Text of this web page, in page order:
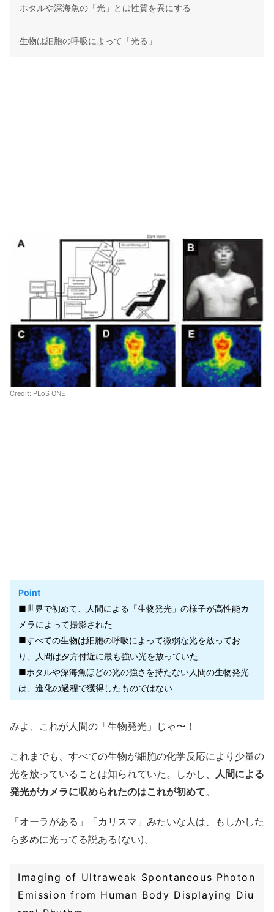
ホタルや深海魚の「光」とは性質を異にする
生物は細胞の呼吸によって「光る」
Credit: PLoS ONE
Point
■世界で初めて、人間による「生物発光」の様子が高性能カ
メラによって撮影された
■すべての生物は細胞の呼吸によって微弱な光を放ってお
り、人間は夕方付近に最も強い光を放っていた
■ホタルや深海魚ほどの光の強さを持たない人間の生物発光
は、進化の過程で獲得したものではない
みよ、これが人間の「生物発光」じゃ〜！
これまでも、すべての生物が細胞の化学反応により少量の
光を放っていることは知られていた。しかし、 人間による
発光がカメラに収められたのはこれが初めて。
「オーラがある」「カリスマ」みたいな人は、もしかした
ら多めに光ってる説ある(ない)。
Imaging of Ultraweak Spontaneous Photon
Emission from Human Body Displaying Diu